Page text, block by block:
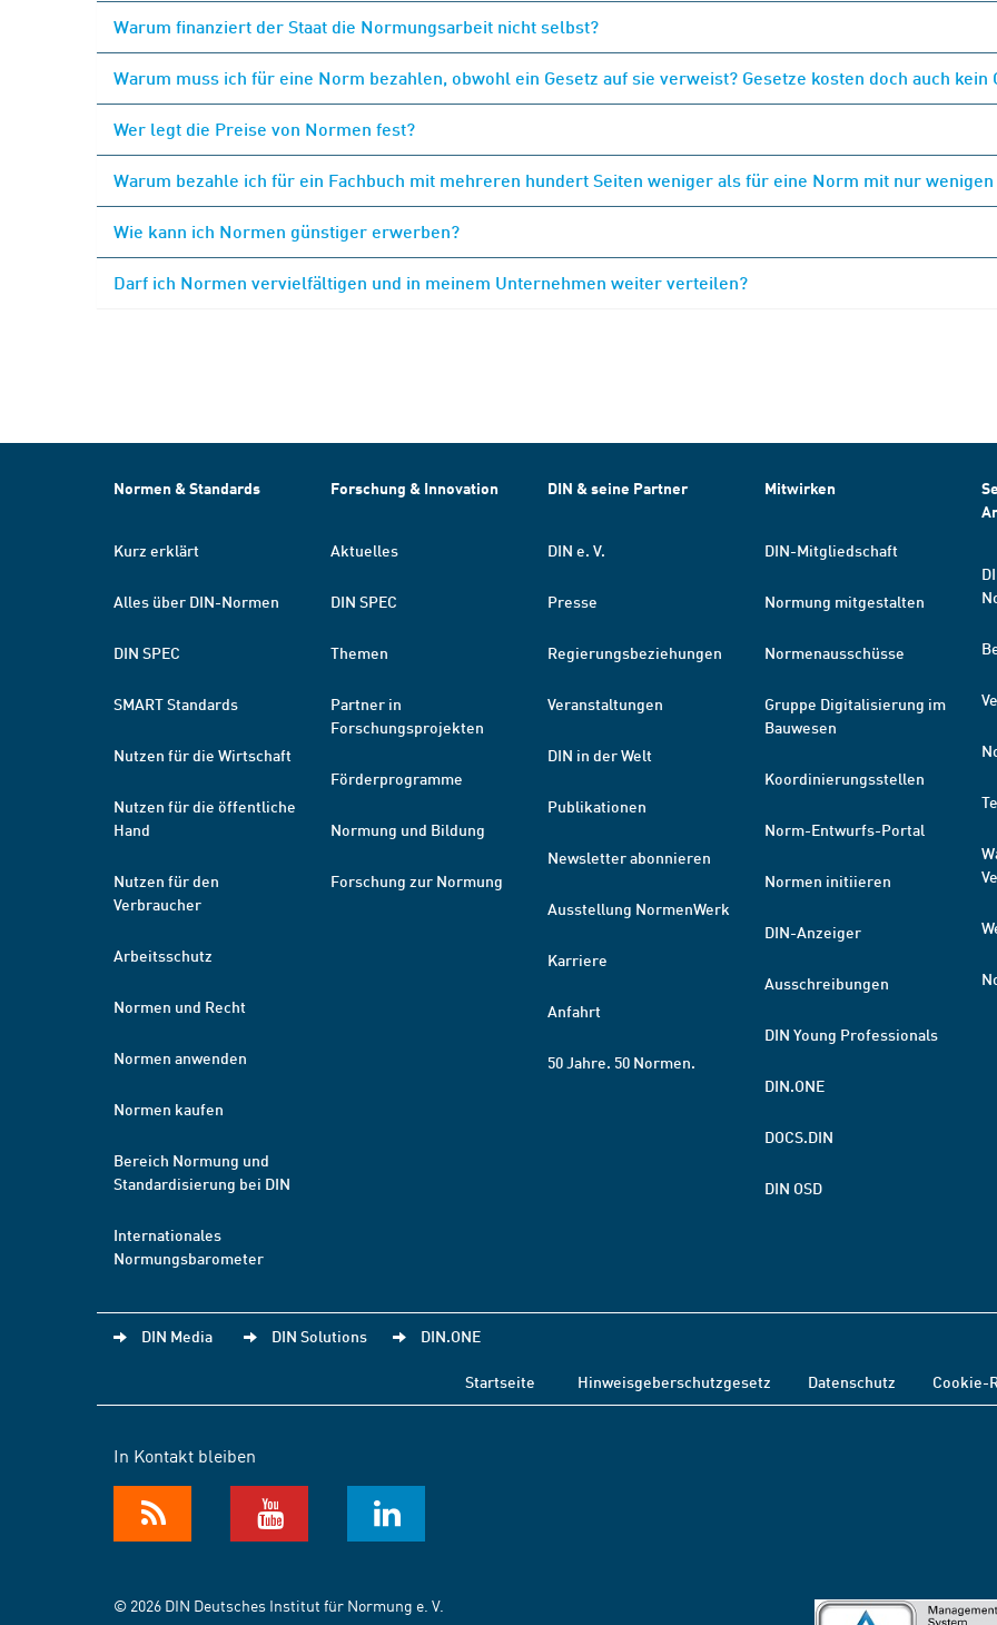
Warum finanziert der Staat die Normungsarbeit nicht selbst?
Warum muss ich für eine Norm bezahlen, obwohl ein Gesetz auf sie verweist? Gesetze kosten doch auch kein
Wer legt die Preise von Normen fest?
Warum bezahle ich für ein Fachbuch mit mehreren hundert Seiten weniger als für eine Norm mit nur wenigen
Wie kann ich Normen günstiger erwerben?
Darf ich Normen vervielfältigen und in meinem Unternehmen weiter verteilen?
Normen & Standards
Kurz erklärt
Alles über DIN-Normen
DIN SPEC
SMART Standards
Nutzen für die Wirtschaft
Nutzen für die öffentliche
Hand
Nutzen für den
Verbraucher
Arbeitsschutz
Normen und Recht
Normen anwenden
Normen kaufen
Bereich Normung und
Standardisierung bei DIN
Internationales
Normungsbarometer
Forschung & Innovation
Aktuelles
DIN SPEC
Themen
Partner in
Forschungsprojekten
Förderprogramme
Normung und Bildung
Forschung zur Normung
DIN & seine Partner
DIN e. V.
Presse
Regierungsbeziehungen
Veranstaltungen
DIN in der Welt
Publikationen
Newsletter abonnieren
Ausstellung NormenWerk
Karriere
Anfahrt
50 Jahre. 50 Normen.
Mitwirken
DIN-Mitgliedschaft
Normung mitgestalten
Normenausschüsse
Gruppe Digitalisierung im
Bauwesen
Koordinierungsstellen
Norm-Entwurfs-Portal
Normen initiieren
DIN-Anzeiger
Ausschreibungen
DIN Young Professionals
DIN.ONE
DOCS.DIN
DIN OSD
DIN Media DIN Solutions DIN.ONE
Startseite Hinweisgeberschutzgesetz Datenschutz Cookie-
In Kontakt bleiben
© 2026 DIN Deutsches Institut für Normung e. V.